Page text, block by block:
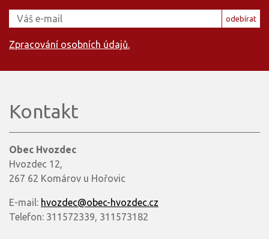
odebírat
Zpracování osobních údajů.
Kontakt
Obec Hvozdec
Hvozdec 12,
267 62 Komárov u Hořovic
E-mail: hvozdec@obec-hvozdec.cz
Telefon: 311572339, 311573182